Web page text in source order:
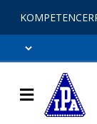
KOMPETENCER